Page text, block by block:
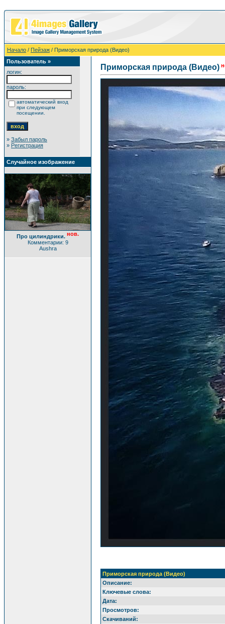
Начало / Пейзаж / Приморская природа (Видео)
Пользователь »
логин:
пароль:
автоматический вход
при следующем
посещении.
» Забыл пароль
» Регистрация
Случайное изображение
Про цилиндрики. нов.
Комментарии: 9
Aushra
Приморская природа (Видео)
Приморская природа (Видео)
Описание:
Ключевые слова:
Дата:
Просмотров:
Скачиваний: